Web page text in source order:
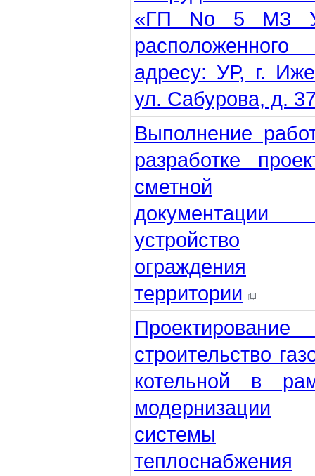
«ГП No 5 МЗ
адресу: УР, г.
ул. Сабурова, д.
Выполнение
разработке
сметной
устройство
ограждения
территории
строительство
котельной в
модернизации
системы
теплоснабжения